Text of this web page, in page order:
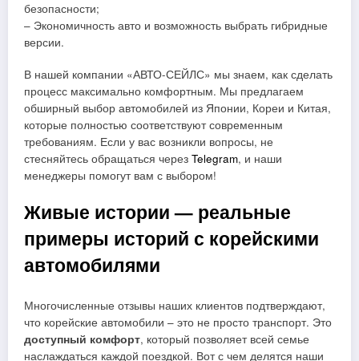
безопасности;
– Экономичность авто и возможность выбрать гибридные
версии.
В нашей компании «АВТО-СЕЙЛС» мы знаем, как сделать
процесс максимально комфортным. Мы предлагаем
обширный выбор автомобилей из Японии, Кореи и Китая,
которые полностью соответствуют современным
требованиям. Если у вас возникли вопросы, не
стесняйтесь обращаться через Telegram, и наши
менеджеры помогут вам с выбором!
Живые истории — реальные
примеры историй с корейскими
автомобилями
Многочисленные отзывы наших клиентов подтверждают,
что корейские автомобили – это не просто транспорт. Это
доступный комфорт, который позволяет всей семье
наслаждаться каждой поездкой. Вот с чем делятся наши